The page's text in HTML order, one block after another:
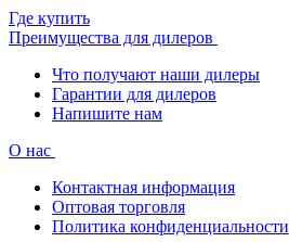
Где купить
Преимущества для дилеров
Что получают наши дилеры
Гарантии для дилеров
Напишите нам
О нас
Контактная информация
Оптовая торговля
Политика конфиденциальности